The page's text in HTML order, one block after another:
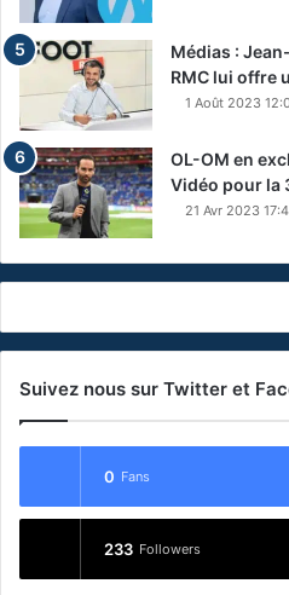
Médias :
RMC lui offre
1 Août 2023
OL-OM en
Vidéo pour la
21 Avr 2023
Suivez nous sur Twitter et
0 Fans
233 Followers